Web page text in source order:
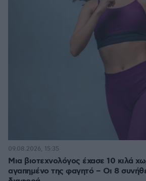
Μια βιοτεχνολόγος έχασε 10 κιλά
αγαπημένο της φαγητό – Οι 8
09.08.2026, 15:35